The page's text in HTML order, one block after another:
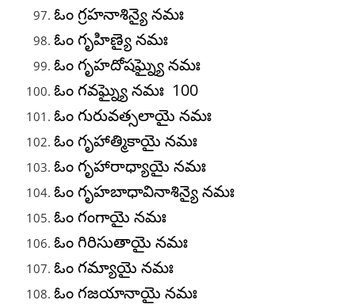
ఓం గ్రహనాశిన్యై నమః
ఓం గృహిణ్యై నమః
ఓం గృహదోషఘ్న్యై నమః
ఓం గవఘ్న్యై నమః 100
ఓం గురువత్సలాయై నమః
ఓం గృహాత్మికాయై నమః
ఓం గృహారాధ్యాయై నమః
ఓం గృహబాధావినాశిన్యై నమః
ఓం గంగాయై నమః
ఓం గిరిసుతాయై నమః
ఓం గమ్యాయై నమః
ఓం గజయానాయై నమః